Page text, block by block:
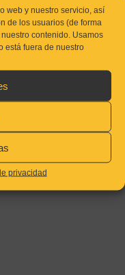
web y nuestro servicio, así
de los usuarios (de forma
contenido. Usamos
está fuera de nuestro
privacidad